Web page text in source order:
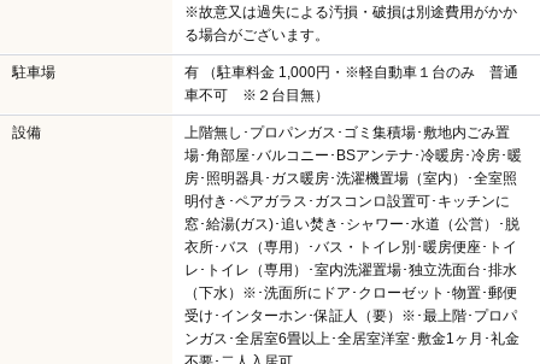
※故意又は過失による汚損・破損は別途費用がかか
る場合がございます。
駐車場
有 （駐車料金 1,000円・※軽自動車１台のみ 普通
車不可 ※２台目無）
設備
上階無し･プロパンガス･ゴミ集積場･敷地内ごみ置
場･角部屋･バルコニー･BSアンテナ･冷暖房･冷房･暖
房･照明器具･ガス暖房･洗濯機置場（室内）･全室照
明付き･ペアガラス･ガスコンロ設置可･キッチンに
窓･給湯(ガス)･追い焚き･シャワー･水道（公営）･脱
衣所･バス（専用）･バス・トイレ別･暖房便座･トイ
レ･トイレ（専用）･室内洗濯置場･独立洗面台･排水
（下水）※･洗面所にドア･クローゼット･物置･郵便
受け･インターホン･保証人（要）※･最上階･プロパ
ンガス･全居室6畳以上･全居室洋室･敷金1ヶ月･礼金